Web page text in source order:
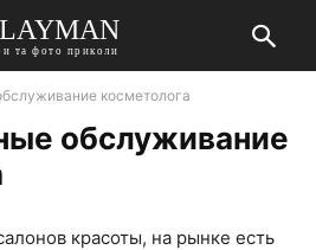
та фото приколи
косметолога
обслуживание
красоты, на рынке есть